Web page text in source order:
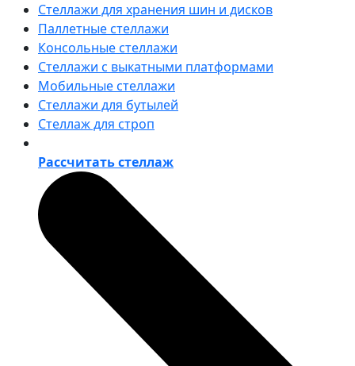
Стеллажи для хранения шин и дисков
Паллетные стеллажи
Консольные стеллажи
Стеллажи с выкатными платформами
Мобильные стеллажи
Стеллажи для бутылей
Стеллаж для строп
Рассчитать стеллаж